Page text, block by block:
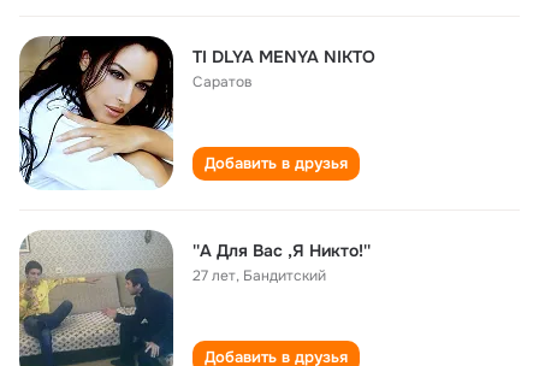
TI DLYA MENYA NIKTO
Саратов
Добавить в друзья
''А Для Вас ,Я Никто!''
27 лет, Бандитский
Добавить в друзья